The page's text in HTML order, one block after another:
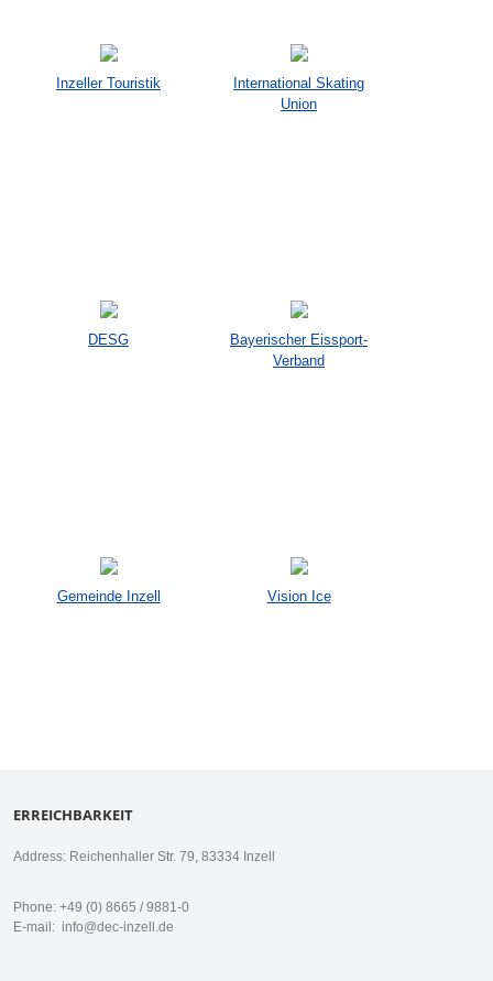
Inzeller Touristik
International Skating
Union
DESG
Bayerischer Eissport-
Verband
Gemeinde Inzell Vision Ice
ERREICHBARKEIT
Address: Reichenhaller Str. 79, 83334 Inzell
Phone: +49 (0) 8665 / 9881-0
E-mail: info@dec-inzell.de